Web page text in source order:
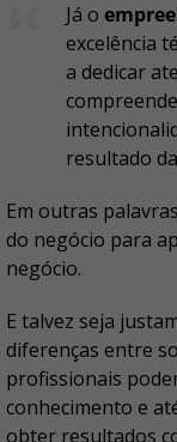
Já o
excelência
a dedicar
resultado
Em outras
do negócio para
negócio.
E talvez seja
diferenças entre
profissionais
conhecimento e
obter resultados